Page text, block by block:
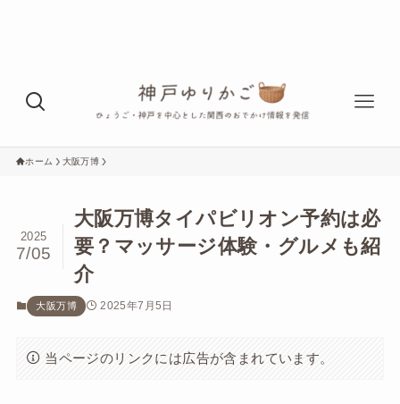
ホーム 大阪万博
大阪万博タイパビリオン予約は必
要？マッサージ体験・グルメも紹
介
2025
7/05
大阪万博 2025年7月5日
当ページのリンクには広告が含まれています。